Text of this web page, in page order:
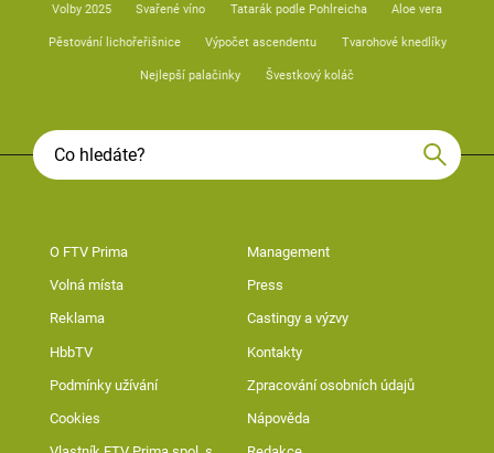
Volby 2025 Svařené víno Tatarák podle Pohlreicha Aloe vera
Pěstování lichořeřišnice Výpočet ascendentu Tvarohové knedlíky
Nejlepší palačinky Švestkový koláč
O FTV Prima Management
Volná místa Press
Reklama Castingy a výzvy
HbbTV Kontakty
Podmínky užívání Zpracování osobních údajů
Cookies Nápověda